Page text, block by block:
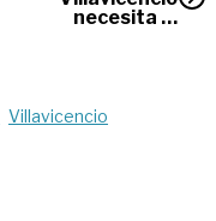
necesita la
Villavicencio